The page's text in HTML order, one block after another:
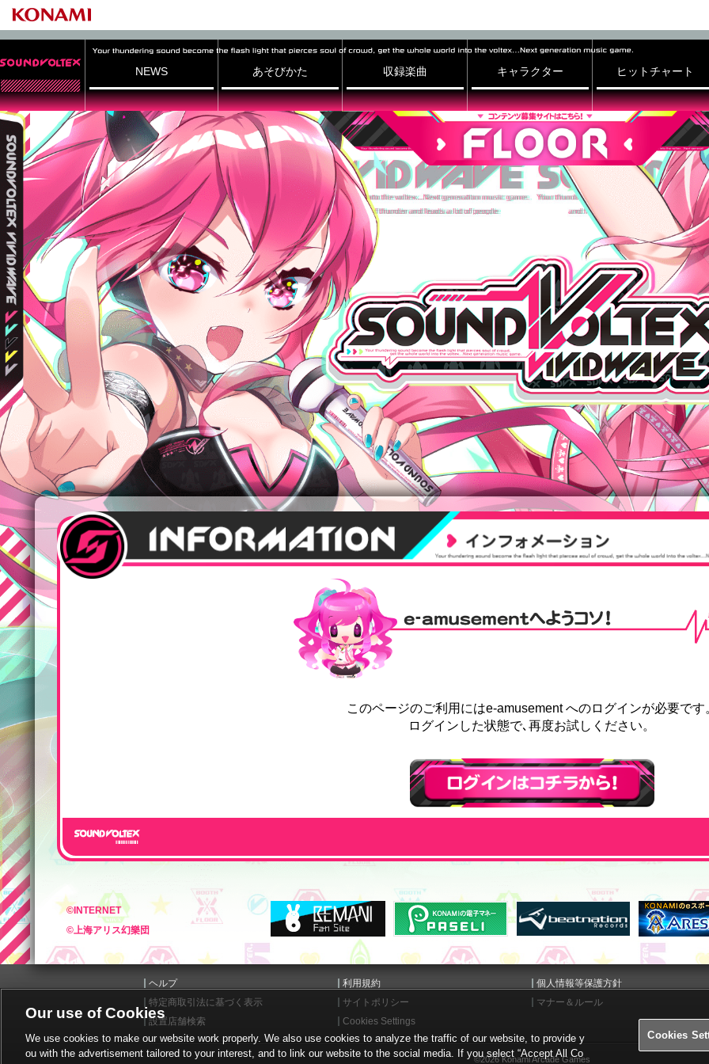
NEWS あそびかた 収録楽曲 キャラクター ヒットチャート
このページのご利用にはe-amusement へのログインが必要です
ログインした状態で､再度お試しください。
ログインはこちら
©INTERNET
©上海アリス幻樂団
ヘルプ 利用規約
個人情報等保護方針
特定商取引法に基づく表示
サイトポリシー
マナー＆ルール
設置店舗検索
Cookies Settings
©2026 Konami Arcade Games
Our use of Cookies
We use cookies to make our website work properly. We also use cookies to analyze the traffic of our website, to provide y
ou with the advertisement tailored to your interest, and to link our website to the social media. If you select “Accept All Co
Cookies